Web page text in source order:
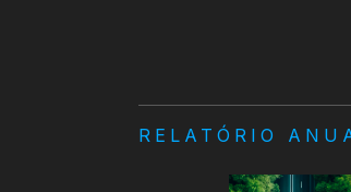
RELATÓRIO